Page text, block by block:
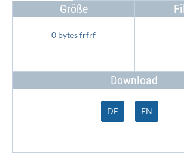
Größe
0 bytes frfrf
Download
DE EN